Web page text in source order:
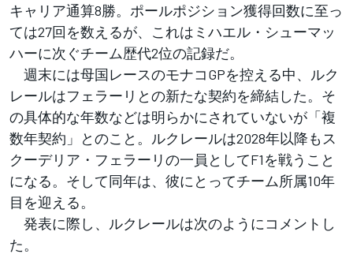
キャリア通算8勝。ポールポジション獲得回数に至っ
ては27回を数えるが、これはミハエル・シューマッ
ハーに次ぐチーム歴代2位の記録だ。
週末には母国レースのモナコGPを控える中、ルク
レールはフェラーリとの新たな契約を締結した。そ
の具体的な年数などは明らかにされていないが「複
数年契約」とのこと。ルクレールは2028年以降もス
クーデリア・フェラーリの一員としてF1を戦うこと
になる。そして同年は、彼にとってチーム所属10年
目を迎える。
発表に際し、ルクレールは次のようにコメントし
た。